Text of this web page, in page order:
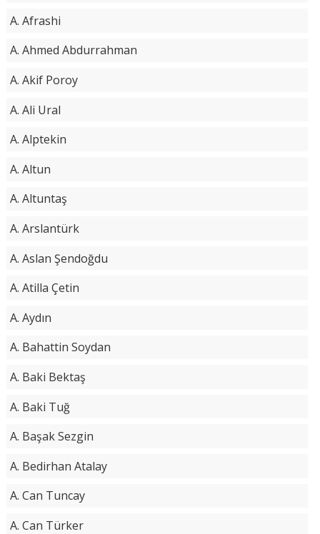
A. Afrashi
A. Ahmed Abdurrahman
A. Akif Poroy
A. Ali Ural
A. Alptekin
A. Altun
A. Altuntaş
A. Arslantürk
A. Aslan Şendoğdu
A. Atilla Çetin
A. Aydın
A. Bahattin Soydan
A. Baki Bektaş
A. Baki Tuğ
A. Başak Sezgin
A. Bedirhan Atalay
A. Can Tuncay
A. Can Türker